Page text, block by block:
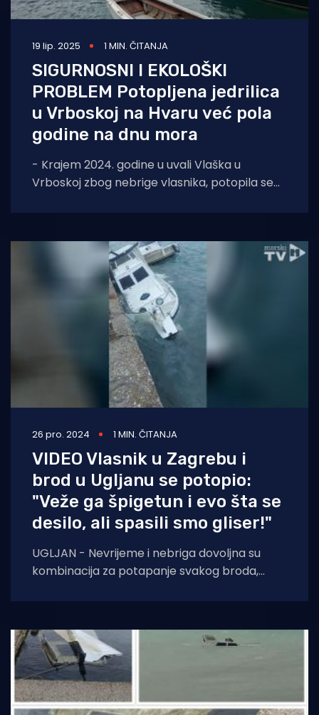
19 lip. 2025 1 MIN. ČITANJA
SIGURNOSNI I EKOLOŠKI
PROBLEM Potopljena jedrilica
u Vrboskoj na Hvaru već pola
godine na dnu mora
- Krajem 2024. godine u uvali Vlaška u
Vrboskoj zbog nebrige vlasnika, potopila se
26 pro. 2024 1 MIN. ČITANJA
VIDEO Vlasnik u Zagrebu i
brod u Ugljanu se potopio:
"Veže ga špigetun i evo šta se
desilo, ali spasili smo gliser!"
UGLJAN - Nevrijeme i nebriga dovoljna su
kombinacija za potapanje svakog broda,
jučer dogodilo